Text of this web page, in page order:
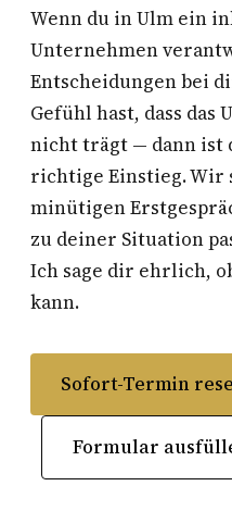
Wenn du in Ulm ein
Unternehmen
Entscheidungen bei
Gefühl hast, dass
nicht trägt — dann ist
richtige Einstieg. Wir
minütigen
zu deiner Situation
Ich sage dir ehrlich,
kann.
Sofort-Termin
Formular